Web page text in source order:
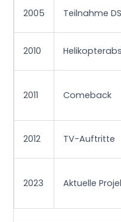
2005 Teilnahme
2010
2011 Comeback
2012 TV-Auftritte
2023 Aktuelle